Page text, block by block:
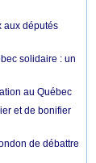
aux députés
solidaire : un
au Québec
et de bonifier
de débattre